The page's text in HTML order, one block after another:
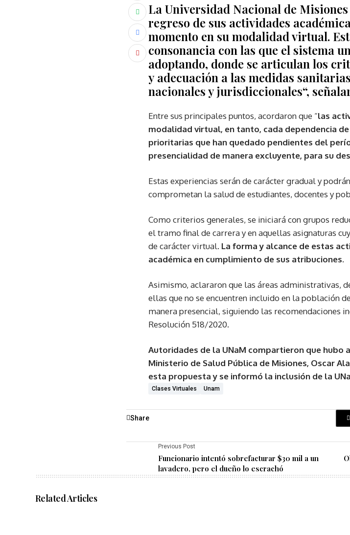
La Universidad Nacional de
regreso de sus actividades
momento en su modalidad virtual.
consonancia con las que el sistema
adoptando, donde se articulan los
y adecuación a las medidas
nacionales y jurisdiccionales“,
Entre sus principales puntos, acordaron que “las
modalidad virtual, en tanto, cada dependencia
prioritarias que han quedado pendientes del
presencialidad de manera excluyente, para su
Estas experiencias serán de carácter gradual y
comprometan la salud de estudiantes, docentes y
Como criterios generales, se iniciará con grupos
el tramo final de carrera y en aquellas asignaturas
de carácter virtual. La forma y alcance de estas
académica en cumplimiento de sus atribuciones.
Asimismo, aclararon que las áreas administrativas,
ellas que no se encuentren incluido en la población
manera presencial, siguiendo las recomendaciones
Resolución 518/2020.
Autoridades de la UNaM compartieron que hubo
Ministerio de Salud Pública de Misiones, Oscar
esta propuesta y se informó la inclusión de la
Clases Virtuales Unam
Share
Previous Post
Funcionario intentó sobrefacturar $30 mil a un
lavadero, pero el dueño lo escrachó
Related Articles